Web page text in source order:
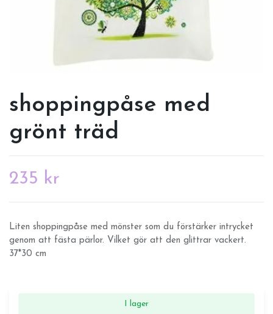
shoppingpåse med
grönt träd
235 kr
Liten shoppingpåse med mönster som du förstärker intrycket
genom att fästa pärlor. Vilket gör att den glittrar vackert.
37*30 cm
I lager